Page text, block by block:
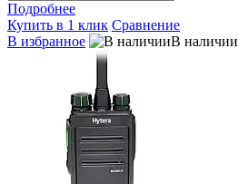
Подробнее
Купить в 1 клик Сравнение
В избранное
В наличии